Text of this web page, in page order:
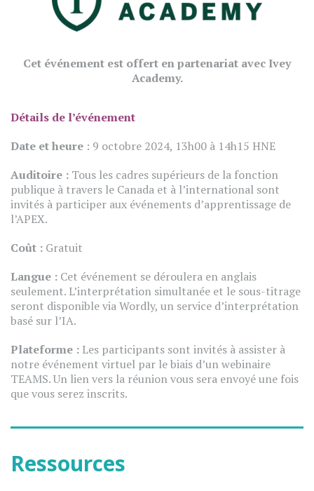
Cet événement est offert en partenariat avec Ivey
Academy.
Détails de l’événement
Date et heure : 9 octobre 2024, 13h00 à 14h15 HNE
Auditoire : Tous les cadres supérieurs de la fonction
publique à travers le Canada et à l’international sont
invités à participer aux événements d’apprentissage de
l’APEX.
Coût : Gratuit
Langue : Cet événement se déroulera en anglais
seulement. L’interprétation simultanée et le sous-titrage
seront disponible via Wordly, un service d’interprétation
basé sur l’IA.
Plateforme : Les participants sont invités à assister à
notre événement virtuel par le biais d’un webinaire
TEAMS. Un lien vers la réunion vous sera envoyé une fois
que vous serez inscrits.
Ressources